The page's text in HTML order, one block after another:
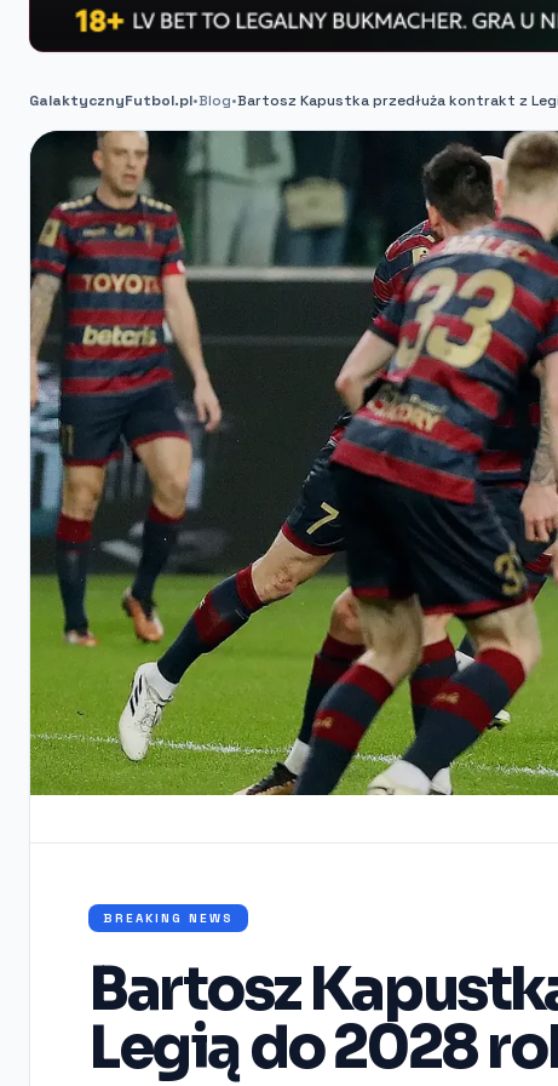
GalaktycznyFutbol.pl•Blog•Bartosz Kapustka przedłuża kontrakt z
BREAKING NEWS
Bartosz
Legią do 2028